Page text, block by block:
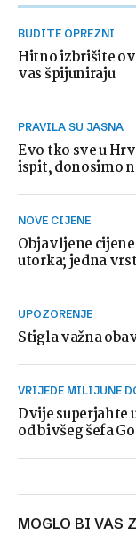
BUDITE OPREZNI
Hitno izbrišite
vas špijuniraju
PRAVILA SU JASNA
Evo tko sve u
ispit, donosimo
NOVE CIJENE
Objavljene
utorka; jedna
UPOZORENJE
Stigla važna
VRIJEDE MILIJUNE
Dvije superjahte
od bivšeg šefa
MOGLO BI